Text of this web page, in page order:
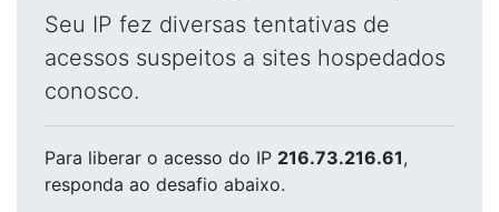
Seu IP fez diversas tentativas de
acessos suspeitos a sites hospedados
conosco.
Para liberar o acesso do IP 216.73.216.61,
responda ao desafio abaixo.